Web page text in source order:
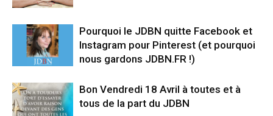
Pourquoi le JDBN quitte Facebook et
Instagram pour Pinterest (et pourquoi
nous gardons JDBN.FR !)
Bon Vendredi 18 Avril à toutes et à
tous de la part du JDBN